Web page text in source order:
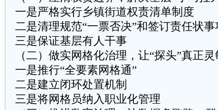
一是严格实行乡镇街道权责清单制度
二是清理规范“一票否决”和签订责任状事
三是保证基层有人干事
（二）做实网格化治理，让“探头”真正灵
一是推行“全要素网格通”
二是建立闭环处置机制
三是将网格员纳入职业化管理